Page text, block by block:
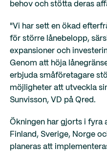
behov och stötta deras
"Vi har sett en ökad
för större lånebelopp,
expansioner och
Genom att höja
erbjuda småföretagare
möjligheter att utveckla
Sunvisson, VD på Qred.
Ökningen har gjorts i fyra
Finland, Sverige, Norge
planeras att